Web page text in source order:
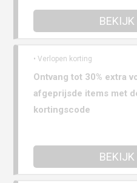
BEKIJK
• Verlopen korting
Ontvang tot 30% extra
afgeprijsde items met
kortingscode
BEKIJK